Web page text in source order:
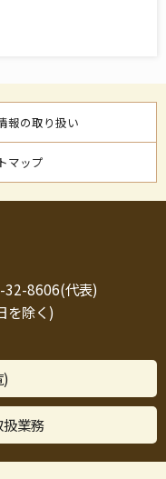
報の取り扱い
マップ
8606(代表)
を除く)
業務